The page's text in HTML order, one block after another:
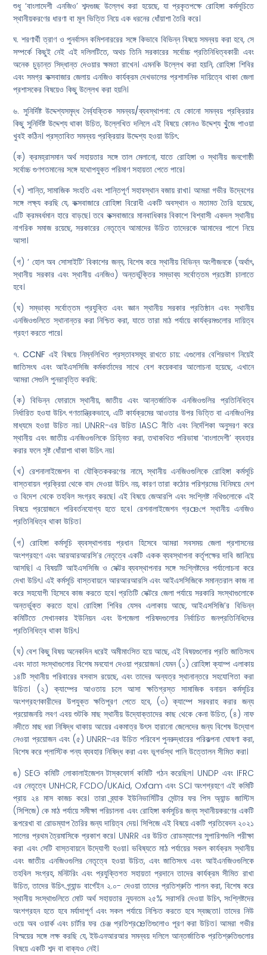
শুধু ‘বাংলাদেশী এনজিও’ শব্দগুচ্ছ উল্লেখ করা হয়েছে, যা প্রকৃতপক্ষে রোহিঙ্গা কর্মসূচিতে
স্থানীয়করণের ধারণা বা মূল ভিত্তি নিয়ে এক ধরনের ধোঁয়াশা তৈরি করে।
ঘ. শরণার্থী ত্রাণ ও পুনর্বাসন কমিশনাররের সঙ্গে কিভাবে বিভিন্ন বিষয়ে সমন্বয় করা হবে, সে
সম্পর্কে কিছুই নেই এই দলিলটিতে, অথচ তিনি সরকারের সর্বোচ্চ প্রতিনিধিত্বকারী এবং
অনেক চুড়ান্ত সিদ্ধান্ত দেওয়ার ক্ষমতা রাখেন। এমনকি উল্লেখ করা হয়নি, রোহিঙ্গা শিবির
এবং সমগ্র কক্সবাজার জেলায় এনজিও কার্যক্রম দেখভালের প্রশাসনিক দায়িত্বে থাকা জেলা
প্রশাসকের বিষয়েও কিছু উল্লেখ করা হয়নি।
৬. সুনির্দিষ্ট উদ্দেশ্যসমৃদ্ধ নৈর্ব্যক্তিক সমন্বয়/ব্যবস্থাপনা: যে কোনো সমন্বয় প্রক্রিয়ার
কিছু সুনির্দিষ্ট উদ্দেশ্য থাকা উচিত, উল্লেখিত দলিলে এই বিষয়ে কোনও উদ্দেশ্য খুুঁজে পাওয়া
খুবই কঠিন। প্রস্তাবিত সমন্বয় প্রক্রিয়ার উদ্দেশ্য হওয়া উচিৎ:
(ক) ক্রমহ্রাসমান অর্থ সহায়তার সঙ্গে তাল মেলানো, যাতে রোহিঙ্গা ও স্থানীয় জনগোষ্ঠী
সর্বোচ্চ গুণগতমানের সঙ্গে যথোপযুক্ত পরিমাণ সহায়তা পেতে পারে।
(খ) শান্তি, সামাজিক সংহতি এবং শান্তিপূর্ণ সহাবস্থান বজায় রাখা। আমরা গভীর উদ্বেগের
সঙ্গে লক্ষ্য করছি যে, কক্সবাজারে রোহিঙ্গা বিরোধী একটি অবস্থান ও মতামত তৈরি হয়েছে,
এটি ক্রমবর্ধমান হারে বাড়ছে। তবে কক্সবাজারে মানবাধিকার বিকাশে বিশ্বাসী একদল স্থানীয়
নাগরিক সমাজ রয়েছে, সরকারের নেতৃত্বে আমাদের উচিত তাদেরকে আমাদের পাশে নিয়ে
আসা।
(গ) ‘ হোল অব সোসাইটি’ বিকাশের জন্য, বিশেষ করে স্থানীয় বিভিন্ন অংশীজনকে (অর্থাৎ,
স্থানীয় সরকার এবং স্থানীয় এনজিও) অন্তর্ভুক্তির সম্ভাব্য সর্বোত্তম প্রচেষ্টা চালাতে
হবে।
(ঘ) সম্ভাব্য সর্বোত্তম প্রযুক্তি এবং জ্ঞান স্থানীয় সরকার প্রতিষ্ঠান এবং স্থানীয়
এনজিওগুলিতে স্থানান্তর করা নিশ্চিত করা, যাতে তারা মাঠ পর্যায়ে কার্যক্রমগুলোর দায়িত্ব
গ্রহণ করতে পারে।
৭.CCNF এই বিষয়ে নিম্নলিখিত প্রস্তাবসমূহ রাখতে চায়: এগুলোর বেশিরভাগ নিয়েই
জাতিসংঘ এবং আইএসসিজি কর্মকর্তাদের সাথে বেশ কয়েকবার আলোচনা হয়েছে, এখানে
আমরা সেগুলি পুনরাবৃত্তি করছি:
(ক) বিভিন্ন ফোরামে স্থানীয়, জাতীয় এবং আন্তর্জাতিক এনজিওগুলির প্রতিনিধিত্ব
নির্ধারিত হওযা উচিৎ গণতান্ত্রিকভাবে, এটি কার্যক্রমের আওতার উপর ভিত্তি বা এনজিওপির
মাধ্যমে হওয়া উচিত নয়। UNRR-এর উচিত IASC নীতি এবং নির্দেশিকা অনুসরণ করে
স্থানীয় এবং জাতীয় এনজিওগুলিকে চিহ্নিত করা, তথাকথিত পরিভাষা ‘বাংলাদেশী’ ব্যবহার
করার ফলে সৃষ্ট ধোঁয়াশা থাকা উচিৎ নয়।
(খ) রেশনালাইজেশন বা যৌক্তিককরণের নামে, স্থানীয় এনজিওগুলিকে রোহিঙ্গা কর্মসূচি
বাস্তবায়ন প্রক্রিয়া থেকে বাদ দেওয়া উচিৎ নয়, কারণ তারা কঠোর পরিশ্রমের বিনিময়ে দেশ
ও বিদেশ থেকে তহবিল সংগ্রহ করছে। এই বিষয়ে জেআরপি এবং সংশ্লিষ্ট নথিগুলোকে এই
বিষয়ে প্রয়োজনে পরিবর্তনযোগ্য হতে হবে। রেশনালাইজেশন গ্রæপে স্থানীয় এনজিও
প্রতিনিধিত্ব থাকা উচিত।
(গ) রোহিঙ্গা কর্মসূচি ব্যবস্থাপনায় প্রধান হিসেবে আমরা সবসময় জেলা প্রশাসনের
অংশগ্রহণে এবং আরআরআরসি’র নেতৃত্বে একটি একক ব্যবস্থাপনা কর্তৃপক্ষের দাবি জানিয়ে
আসছি। এ বিষয়টি আইএসসিজি ও সেক্টর ব্যবস্থাপনার সঙ্গে সংশ্লিষ্টদের পর্যালোচনা করে
দেখা উচিৎ। এই কর্মসূচি বাস্তবায়নে আরআরআরসি এবং আইএসসিজিকে সমান্তরাল কাজ না
করে সহযোগী হিসেবে কাজ করতে হবে। প্রতিটি সেক্টরে জেলা পর্যায়ে সরকারি সংস্থাগুলোকে
অন্তর্ভুক্ত করতে হবে। রোহিঙ্গা শিবির যেসব এলাকায় আছে, আইএসসিজি’র বিভিন্ন
কমিটিতে সেখানকার ইউনিয়ন এবং উপজেলা পরিষদগুলোর নির্বাচিত জনপ্রতিনিধিদের
প্রতিনিধিত্ব থাকা উচিৎ।
(ঘ) বেশ কিছু বিষয় অনেকদিন ধরেই অমীমাংসিত হয়ে আছে, এই বিষয়গুলোর প্রতি জাতিসংঘ
এবং দাতা সংস্থাগুলোর বিশেষ মনযোগ দেওয়া প্রয়োজন। যেমন (১) রোহিঙ্গা ক্যাম্প এলাকায়
১৪টি স্থানীয় পরিবারের বসবাস রয়েছে, এবং তাদের অন্যত্র স্থানান্তরে সহযোগিতা করা
উচিত। (২) ক্যাম্পের আওতায় চলে আসা ক্ষতিগ্রস্ত সামাজিক বনায়ন কর্মসূচির
অংশগ্রহণকারীদের উপযুক্ত ক্ষতিপূরণ পেতে হবে, (৩) ক্যাম্পে সরবরাহ করার জন্য
প্রয়োজনয়ি লবণ এবয় শুটকি মাছ স্থানীয় উদ্যোক্তাদের কাছ থেকে কেনা উচিত, (৪) নাফ
নদীতে মাছ ধরা নিষিদ্ধ থাকায় আয়ের একমাত্র উৎস হারানো জেলেদের জন্য বিশেষ উদ্যোগ
নেওয়া প্রয়োজন এবং (৫) UNRR-এর উচিত পরিবেশ পুনরুদ্ধারের পরিকল্পনা ঘোষণা করা,
বিশেষ করে প্লাস্টিক পন্য ব্যবহার নিষিদ্ধ করা এবং ভূগর্ভস্থ পানি উত্তোলন সীমিত করা।
ঙ) SEG কমিটি লোকালাইজেশন টাস্কফোর্স কমিটি গঠন করেছিল। UNDP এবং IFRC
এর নেতৃত্বে UNHCR, FCDO/UKAid, Oxfam এবং SCI অংশগ্রহণে এই কমিটি
প্রায় ২৪ মাস কাজচ করে। তারা ব্র্যাক ইউনিভার্সিটির সেন্টার ফর পিস অ্যান্ড জাস্টিস
(সিপিজে) কে মাঠ পর্যায়ে সমীক্ষা পরিচালনা এবং রোহিঙ্গা কর্মসূচির জন্য স্থানীয়করণের একটি
রূপরেখা বা রোডম্যাপ তৈরির জন্য দায়িত্ব দেয়। সিপিজে এই বিষয়ে একটি প্রতিবেদন ২০২১
সালের প্রথম ত্রৈমাসিকে প্রকাশ করে। UNRR এর উচিত রোডম্যাপের সুপারিশগুলি পরীক্ষা
করা এবং সেটি বাস্তবায়নে উদ্যোগী হওয়া। ভবিষ্যতে মাঠ পর্যায়ের সকল কার্যক্রম স্থানীয়
এবং জাতীয় এনজিওগুলির নেতৃত্বে হওয়া উচিত, এবং জাতিসংঘ এবং আইএনজিওগুলিকে
তহবিল সংগ্রহ, মনিটরিং এবং প্রযুক্তিগত সহায়তা প্রদানে তাদের কার্যক্রম সীমিত রাখা
উচিত, তাদের উচিৎ গ্র্যান্ড বার্গেইন ২.০- দেওয়া তাদের প্রতিশ্রুতি পালন করা, বিশেষ করে
স্থানীয় সংস্থাগুলিতে মোট অর্থ সহায়তার ন্যূনতম ২৫% সরাসরি দেওয়া উচিৎ, সংশ্লিষ্টদের
অংশগ্রহন হতে হবে মর্যাদাপূর্ণ এবং সকল পর্যায়ে নিশ্চিত করতে হবে স্বচ্ছতা। তাদের নিউ
ওয়ে অব ওয়ার্ক এবং চার্টার ফর চেঞ্জ প্রতিশ্রæতিগুলোও পূরণ করা উচিত। আমরা গভীর
বিস্ময়ের সঙ্গে লক্ষ করছি যে, ইউএনআরআর সমন্বয় দলিলে আন্তর্জাতিক প্রতিশ্রুতিগুলোর
বিষয়ে একটি শব্দ বা বাক্যও নেই।